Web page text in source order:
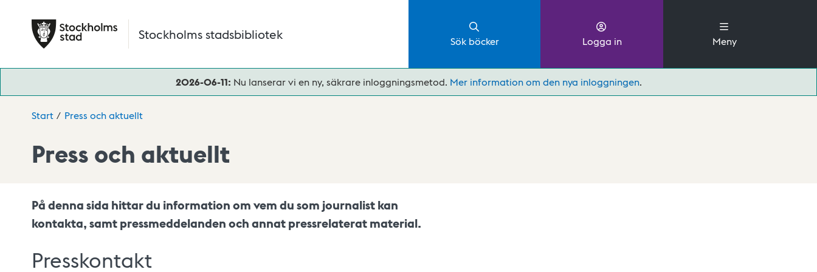
Stockholms stadsbibliotek Sök böcker Logga in Meny
2026-06-11: Nu lanserar vi en ny, säkrare inloggningsmetod. Mer information om den nya inloggningen.
Start Press och aktuellt
Press och aktuellt
På denna sida hittar du information om vem du som journalist kan
kontakta, samt pressmeddelanden och annat pressrelaterat material.
Presskontakt